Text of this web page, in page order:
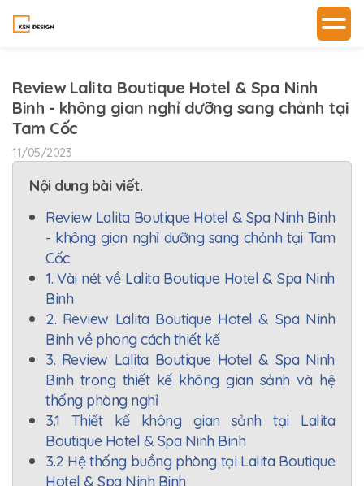
Review Lalita Boutique Hotel & Spa Ninh
Binh - không gian nghỉ dưỡng sang chảnh tại
Tam Cốc
11/05/2023
Nội dung bài viết.
Review Lalita Boutique Hotel & Spa Ninh Binh
- không gian nghỉ dưỡng sang chảnh tại Tam
Cốc
1. Vài nét về Lalita Boutique Hotel & Spa Ninh
Binh
2. Review Lalita Boutique Hotel & Spa Ninh
Binh về phong cách thiết kế
3. Review Lalita Boutique Hotel & Spa Ninh
Binh trong thiết kế không gian sảnh và hệ
thống phòng nghỉ
3.1 Thiết kế không gian sảnh tại Lalita
Boutique Hotel & Spa Ninh Binh
3.2 Hệ thống buồng phòng tại Lalita Boutique
Hotel & Spa Ninh Binh